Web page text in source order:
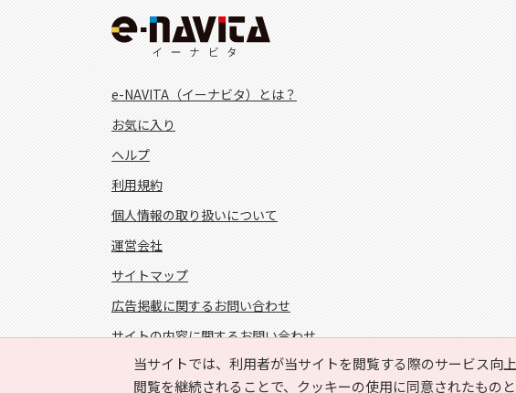
当サイトでは、利用者が当サイトを閲覧する際のサービス
閲覧を継続されることで、クッキーの使用に同意されたもの
e-NAVITA（イーナビタ）とは？
お気に入り
ヘルプ
利用規約
個人情報の取り扱いについて
運営会社
サイトマップ
広告掲載に関するお問い合わせ
サイトの内容に関するお問い合わせ
FOLLOW US!